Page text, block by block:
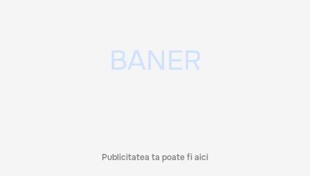
Publicitatea ta poate fi aici